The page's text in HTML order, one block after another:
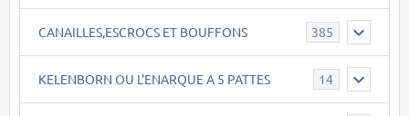
CANAILLES,ESCROCS ET BOUFFONS 385
KELENBORN OU L'ENARQUE A 5 PATTES 14